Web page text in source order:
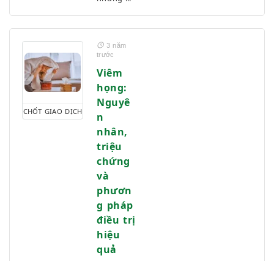
CHỐT GIAO DỊCH
3 năm
trước
Viêm
họng:
Nguyê
n
nhân,
triệu
chứng
và
phươn
g pháp
điều trị
hiệu
quả